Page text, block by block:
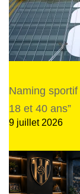
Naming
18 et 40 ans”
9 juillet 2026